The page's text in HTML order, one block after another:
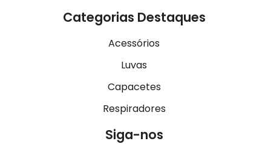
Categorias Destaques
Acessórios
Luvas
Capacetes
Respiradores
Siga-nos